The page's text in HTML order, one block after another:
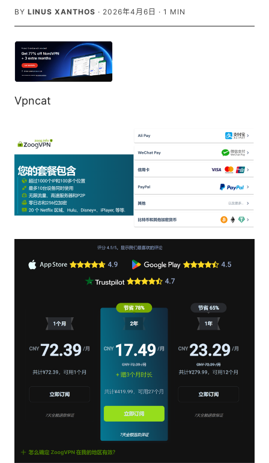
BY LINUS XANTHOS · 2026年4月6日 · 1 MIN
Vpncat